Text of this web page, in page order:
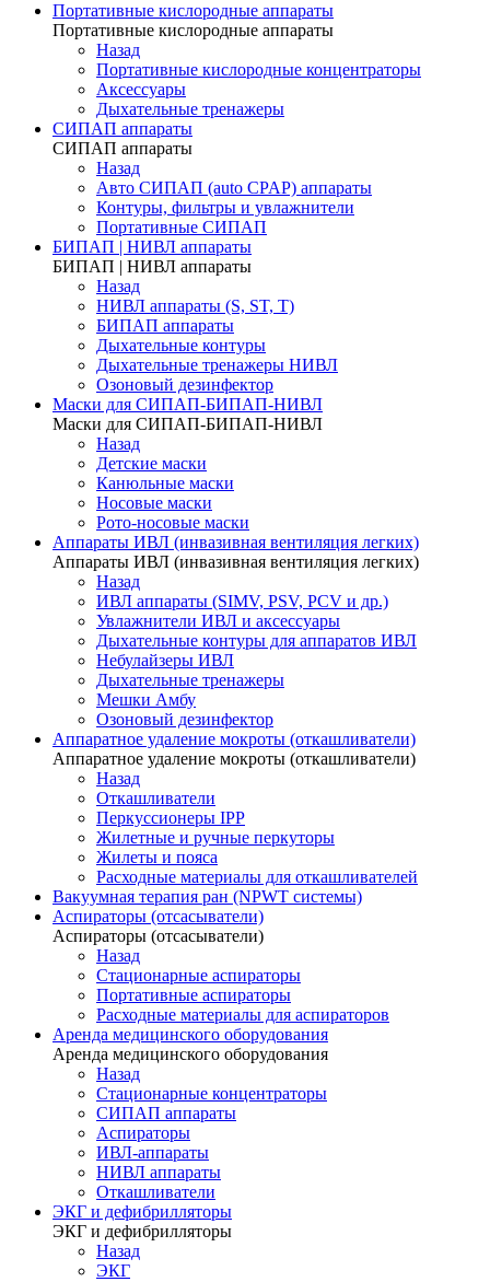
Портативные кислородные аппараты
Портативные кислородные аппараты
Назад
Портативные кислородные концентраторы
Аксессуары
Дыхательные тренажеры
СИПАП аппараты
СИПАП аппараты
Назад
Aвто СИПАП (auto CPAP) аппараты
Контуры, фильтры и увлажнители
Портативные СИПАП
БИПАП | НИВЛ аппараты
БИПАП | НИВЛ аппараты
Назад
НИВЛ аппараты (S, ST, T)
БИПАП аппараты
Дыхательные контуры
Дыхательные тренажеры НИВЛ
Озоновый дезинфектор
Маски для СИПАП-БИПАП-НИВЛ
Маски для СИПАП-БИПАП-НИВЛ
Назад
Детские маски
Канюльные маски
Носовые маски
Рото-носовые маски
Аппараты ИВЛ (инвазивная вентиляция легких)
Аппараты ИВЛ (инвазивная вентиляция легких)
Назад
ИВЛ аппараты (SIMV, PSV, PCV и др.)
Увлажнители ИВЛ и аксессуары
Дыхательные контуры для аппаратов ИВЛ
Небулайзеры ИВЛ
Дыхательные тренажеры
Мешки Амбу
Озоновый дезинфектор
Аппаратное удаление мокроты (откашливатели)
Аппаратное удаление мокроты (откашливатели)
Назад
Откашливатели
Перкуссионеры IPP
Жилетные и ручные перкуторы
Жилеты и пояса
Расходные материалы для откашливателей
Вакуумная терапия ран (NPWT системы)
Аспираторы (отсасыватели)
Аспираторы (отсасыватели)
Назад
Стационарные аспираторы
Портативные аспираторы
Расходные материалы для аспираторов
Аренда медицинского оборудования
Аренда медицинского оборудования
Назад
Стационарные концентраторы
СИПАП аппараты
Аспираторы
ИВЛ-аппараты
НИВЛ аппараты
Откашливатели
ЭКГ и дефибрилляторы
ЭКГ и дефибрилляторы
Назад
ЭКГ